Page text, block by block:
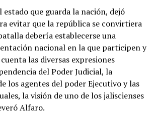
estado que guarda la nación, dejó
evitar que la república se convirtiera
debería establecerse una
nacional en la que participen y
las diversas expresiones
del Poder Judicial, la
los agentes del poder Ejecutivo y las
la visión de uno de los jaliscienses
Alfaro.